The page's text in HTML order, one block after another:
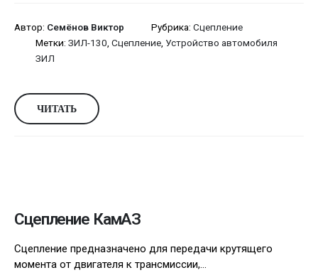
Автор: Семёнов Виктор Рубрика: Сцепление
Метки: ЗИЛ-130 Сцепление Устройство автомобиля
ЗИЛ
ЧИТАТЬ
Сцепление КамАЗ
Сцепление предназначено для передачи крутящего
момента от двигателя к трансмиссии,...